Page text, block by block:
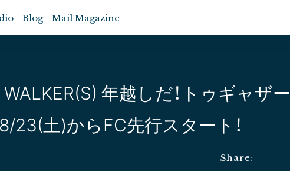
Blog Mail Magazine
WALKER(S) 年越しだ！トゥギャザー
23(土)からFC先行スタート！